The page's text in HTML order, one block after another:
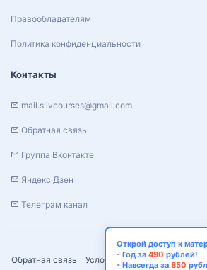
Обратная связь Условия и правила
Правообладателям
Политика конфиденциальности
Контакты
mail.slivcourses@gmail.com
Обратная связь
Группа Вконтакте
Яндекс Дзен
Телеграм канал
Открой доступ к
- Год за 490 рублей!
- Навсегда за 850